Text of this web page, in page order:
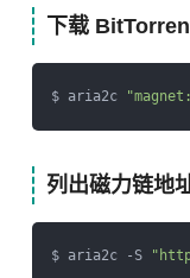
下载
$ aria2c
列出磁力链地
$ aria2c -S